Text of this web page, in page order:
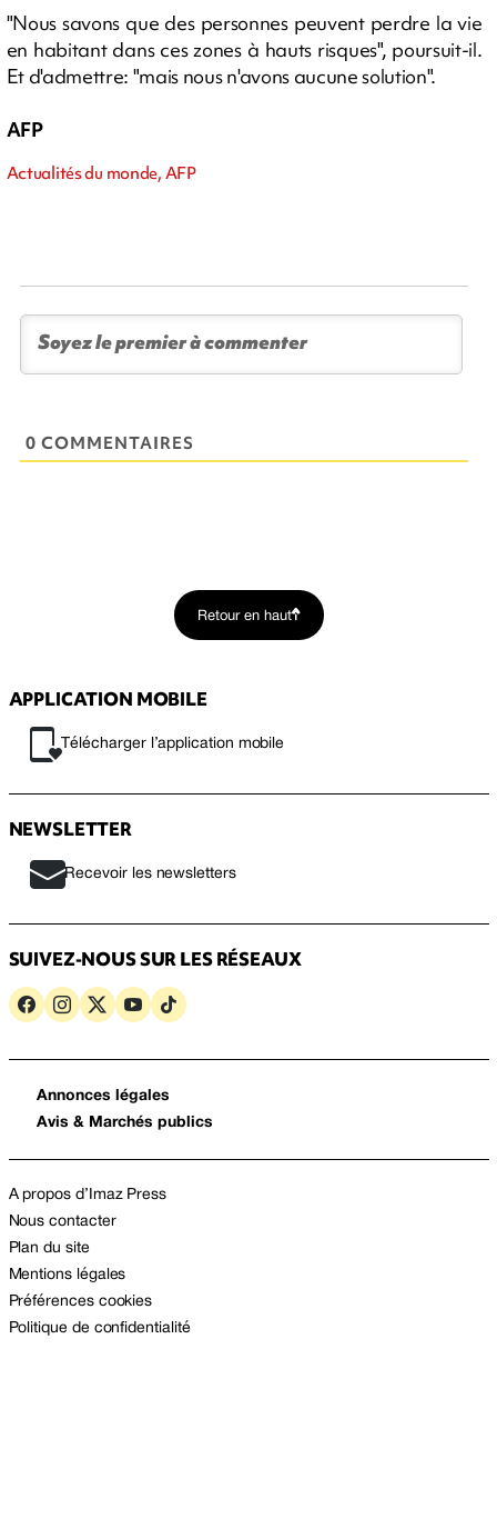
"Nous savons que des personnes peuvent perdre la vie
en habitant dans ces zones à hauts risques", poursuit-il.
Et d'admettre: "mais nous n'avons aucune solution".
AFP
Actualités du monde, AFP
0 COMMENTAIRES
Retour en haut
APPLICATION MOBILE
Télécharger l’application mobile
NEWSLETTER
Recevoir les newsletters
SUIVEZ-NOUS SUR LES RÉSEAUX
Annonces légales
Avis & Marchés publics
A propos d’Imaz Press
Nous contacter
Plan du site
Mentions légales
Préférences cookies
Politique de confidentialité